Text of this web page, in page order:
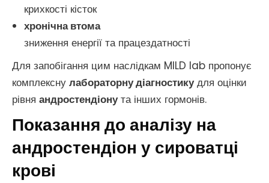
крихкості кісток
хронічна втома
зниження енергії та працездатності
Для запобігання цим наслідкам MILD lab пропонує
комплексну лабораторну діагностикудля оцінки
рівня андростендіонута інших гормонів.
Показання до аналізу на
андростендіон у сироватці
крові